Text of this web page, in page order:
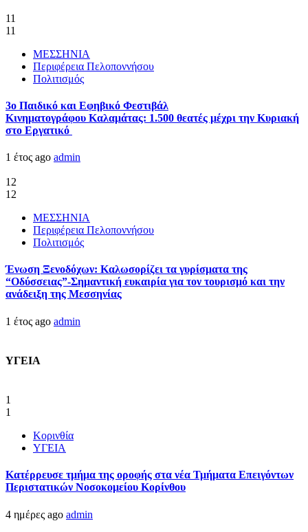
11
11
ΜΕΣΣΗΝΙΑ
Περιφέρεια Πελοποννήσου
Πολιτισμός
3ο Παιδικό και Εφηβικό Φεστιβάλ
Κινηματογράφου Καλαμάτας: 1.500 θεατές μέχρι την Κυριακή
στο Εργατικό
1 έτος ago admin
12
12
ΜΕΣΣΗΝΙΑ
Περιφέρεια Πελοποννήσου
Πολιτισμός
Ένωση Ξενοδόχων: Καλωσορίζει τα γυρίσματα της
“Οδύσσειας”-Σημαντική ευκαιρία για τον τουρισμό και την
ανάδειξη της Μεσσηνίας
1 έτος ago admin
ΥΓΕΙΑ
1
1
Κορινθία
ΥΓΕΙΑ
Kατέρρευσε τμήμα της οροφής στα νέα Τμήματα Επειγόντων
Περιστατικών Νοσοκομείου Κορίνθου
4 ημέρες ago admin